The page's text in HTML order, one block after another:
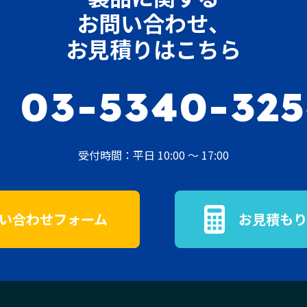
お問い合わせ、
お見積りはこちら
03-5340-
受付時間：平日 10:00 ～ 17:00
合わせフォーム お見積も